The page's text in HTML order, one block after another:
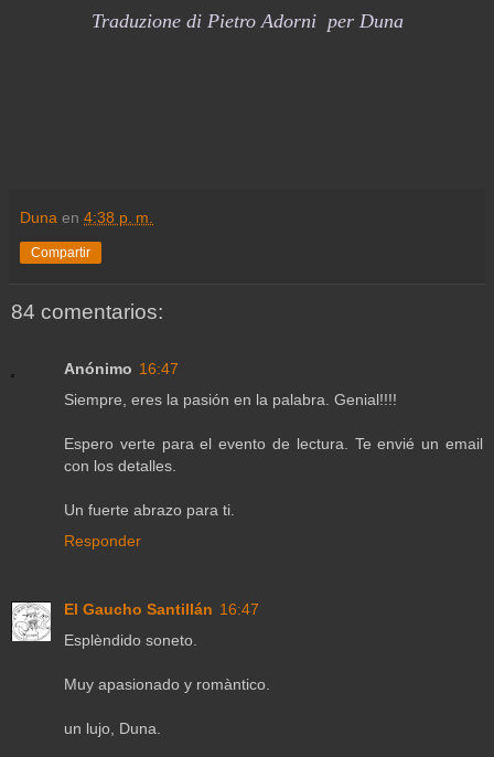
Traduzione di Pietro Adorni per Duna
Duna en 4:38 p. m.
Compartir
84 comentarios:
Anónimo 16:47
Siempre, eres la pasión en la palabra. Genial!!!!
Espero verte para el evento de lectura. Te envié un email
con los detalles.
Un fuerte abrazo para ti.
Responder
El Gaucho Santillán 16:47
Esplèndido soneto.
Muy apasionado y romàntico.
un lujo, Duna.